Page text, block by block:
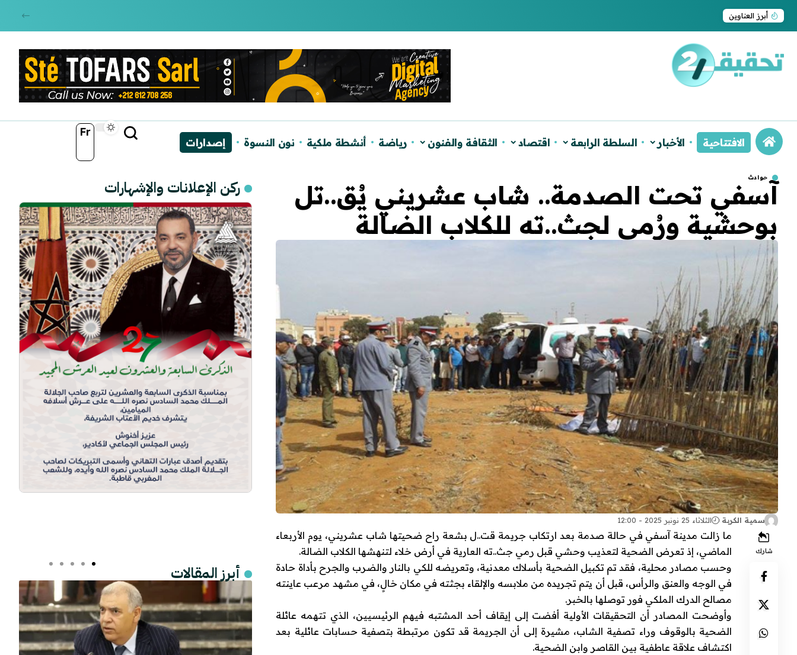
أبرز العناوين
Fr
الافتتاحية الأخبار السلطة الرابعة اقتصاد الثقافة والفنون رياضة أنشطة ملكية نون النسوة إصدارات
حوادث
آسفي تحت الصدمة.. شاب عشريني يُق..تل
بوحشية ورُمي لجث..ته للكلاب الضالة
سمية الكربة الثلاثاء 25 نونبر 2025 - 12:00
شارك
ما زالت مدينة آسفي في حالة صدمة بعد ارتكاب جريمة قت..ل بشعة راح ضحيتها شاب عشريني، يوم الأربعاء
الماضي، إذ تعرض الضحية لتعذيب وحشي قبل رمي جث..ته العارية في أرض خلاء لتنهشها الكلاب الضالة.
وحسب مصادر محلية، فقد تم تكبيل الضحية بأسلاك معدنية، وتعريضه للكي بالنار والضرب والجرح بأداة حادة
في الوجه والعنق والرأس، قبل أن يتم تجريده من ملابسه والإلقاء بجثته في مكان خالٍ، في مشهد مرعب عاينته
مصالح الدرك الملكي فور توصلها بالخبر.
وأوضحت المصادر أن التحقيقات الأولية أفضت إلى إيقاف أحد المشتبه فيهم الرئيسيين، الذي تتهمه عائلة
الضحية بالوقوف وراء تصفية الشاب، مشيرة إلى أن الجريمة قد تكون مرتبطة بتصفية حسابات عائلية بعد
اكتشاف علاقة عاطفية بين القاصر وابن الضحية.
ركن الإعلانات والإشهارات
أبرز المقالات